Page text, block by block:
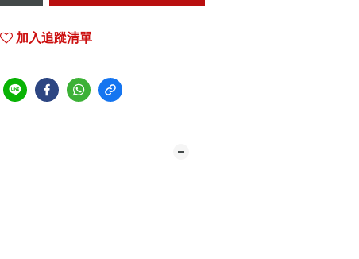
加入追蹤清單